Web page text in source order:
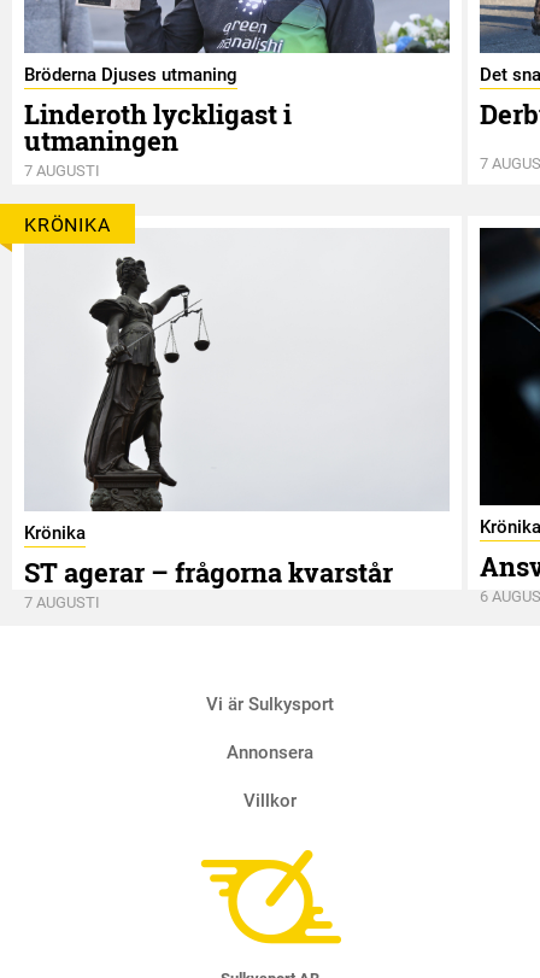
Bröderna Djuses utmaning
Linderoth lyckligast i
utmaningen
7 AUGUSTI
Det
7
KRÖNIKA
Krönika
ST agerar – frågorna kvarstår
7 AUGUSTI
Krönika
6
Vi är Sulkysport
Annonsera
Villkor